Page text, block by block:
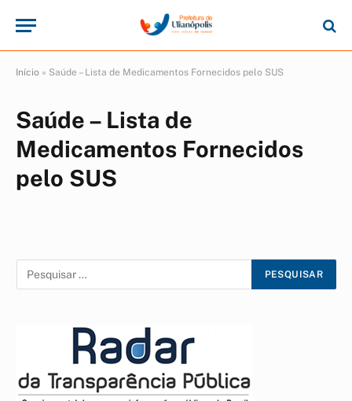
Início » Saúde – Lista de Medicamentos Fornecidos pelo SUS
Saúde – Lista de
Medicamentos Fornecidos
pelo SUS